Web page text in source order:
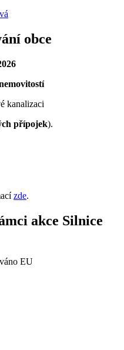
obce
kanalizaci
přípojek).
zde.
akce Silnice